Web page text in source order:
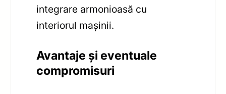
integrare armonioasă cu
interiorul mașinii.
Avantaje și eventuale
compromisuri